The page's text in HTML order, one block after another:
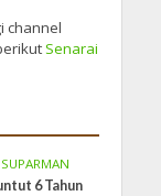
channel
Senarai
6 Tahun